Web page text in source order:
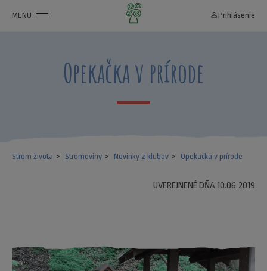
MENU person_outline Prihlásenie
Opekačka v prírode
Strom života Stromoviny Novinky z klubov Opekačka v prírode
UVEREJNENÉ DŇA 10.06.2019